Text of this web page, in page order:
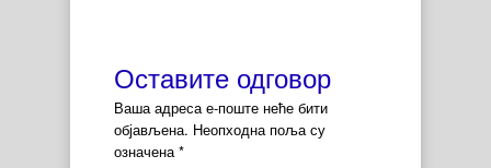
Оставите одговор
Ваша адреса е-поште неће бити
објављена. Неопходна поља су
означена*